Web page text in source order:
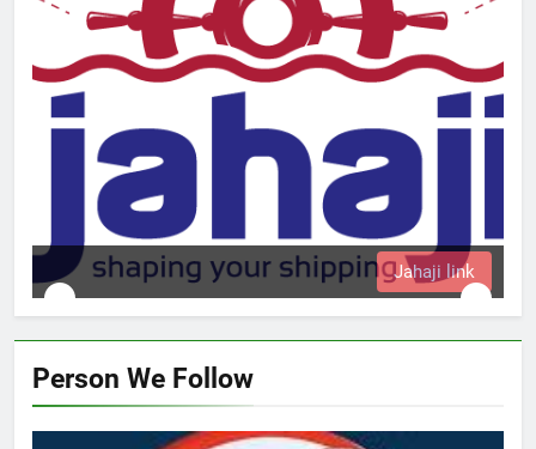
Jahaji link
Person We Follow